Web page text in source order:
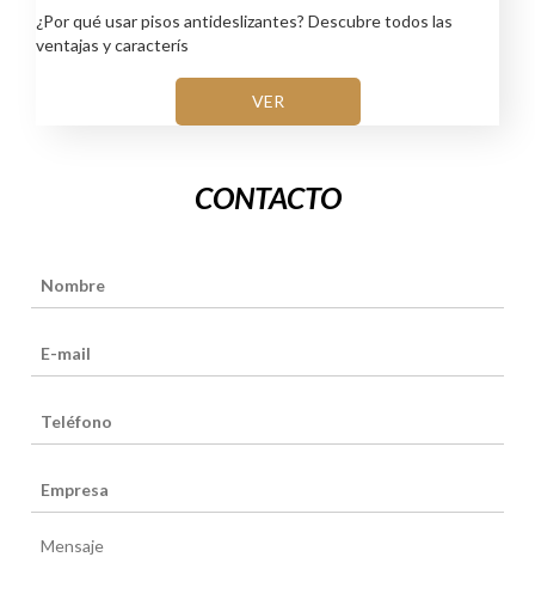
¿Por qué usar pisos antideslizantes? Descubre todos las
ventajas y caracterís
VER
CONTACTO